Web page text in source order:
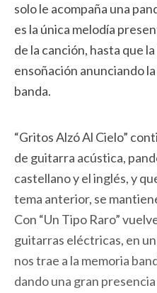
solo le acompaña una
es la única melodía
de la canción, hasta que
ensoñación anunciando
banda.
“Gritos Alzó Al Cielo”
de guitarra acústica,
castellano y el inglés, y
tema anterior, se
Con “Un Tipo Raro”
guitarras eléctricas, en
nos trae a la memoria
dando una gran